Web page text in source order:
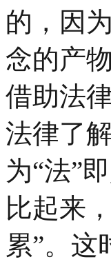
的，因
念的产
借助法
法律了
为“法”
比起来
累”。